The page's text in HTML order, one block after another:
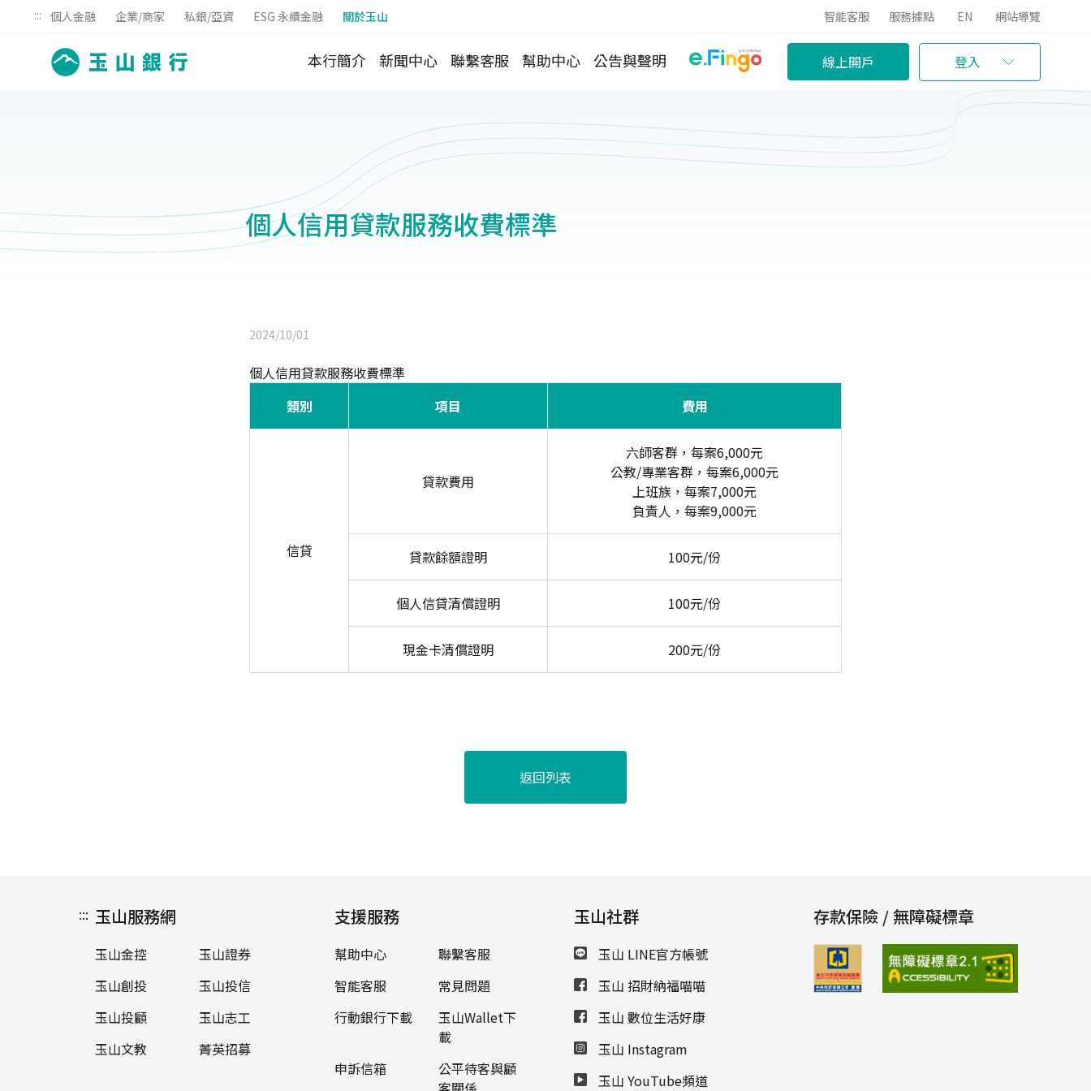
::: 個人金融 企業/商家 私銀/亞資 ESG 永續金融 關於玉山 智能客服 服務據點 EN 網站導覽
本行簡介 新聞中心 聯繫客服 幫助中心 公告與聲明 線上開戶 登入
個人信用貸款服務收費標準
2024/10/01
個人信用貸款服務收費標準
類別
項目 費用
信貸
貸款費用
六師客群，每案6,000元
公教/專業客群，每案6,000元
上班族，每案7,000元
負責人，每案9,000元
貸款餘額證明 100元/份
個人信貸清償證明 100元/份
現金卡清償證明 200元/份
返回列表
::: 玉山服務網
玉山金控
玉山證券
玉山創投
玉山投信
玉山投顧
玉山志工
玉山文教
菁英招募
支援服務
幫助中心
聯繫客服
智能客服
常見問題
行動銀行下載
玉山Wallet下
載
申訴信箱
公平待客與顧
玉山社群
玉山 LINE官方帳號
玉山 招財納福喵喵
玉山 數位生活好康
玉山 Instagram
玉山 YouTube頻道
存款保險 / 無障礙標章